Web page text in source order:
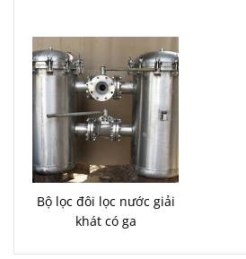
Bộ lọc đôi lọc nước giải
khát có ga